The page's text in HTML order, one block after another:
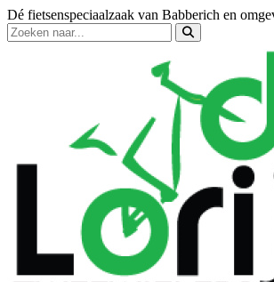
Dé fietsenspeciaalzaak van Babberich en